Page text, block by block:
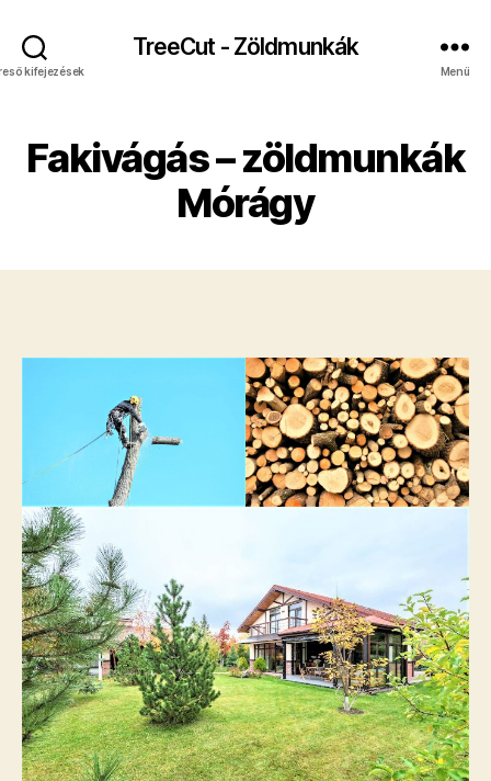
kifejezések
TreeCut - Zöldmunkák
Menü
Fakivágás – zöldmunkák
Mórágy